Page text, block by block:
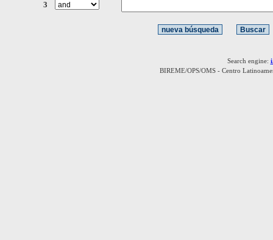
3
Search engine:
BIREME/OPS/OMS - Centro